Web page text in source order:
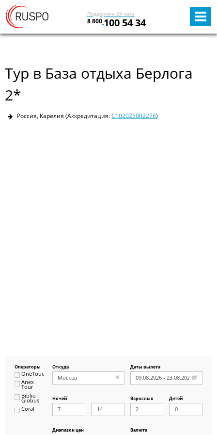
Поддержка 24 часа
8 800 100 54 34
Тур в База отдыха Берлога
2*
Россия, Карелия (Аккредитация:С102025002276)
Операторы
OneTouch&Travel
Anex
Tour
Biblio
Globus
Coral
Откуда Даты вылета
Ночей Взрослых Детей
Диапазон цен
Валюта